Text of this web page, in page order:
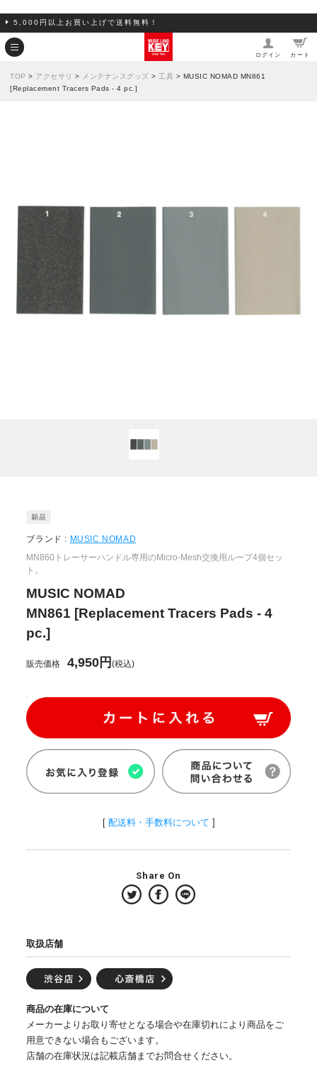
5,000円以上お買い上げで送料無料！
ログイン カート
TOP > アクセサリ > メンテナンスグッズ > 工具 > MUSIC NOMAD MN861
[Replacement Tracers Pads - 4 pc.]
ブランド : MUSIC NOMAD
MN860トレーサーハンドル専用のMicro-Mesh交換用ループ4個セッ
ト。
MUSIC NOMAD
MN861 [Replacement Tracers Pads - 4
pc.]
販売価格 4,950円(税込)
[ 配送料・手数料について ]
Share On
取扱店舗
商品の在庫について
メーカーよりお取り寄せとなる場合や在庫切れにより商品をご
用意できない場合もございます。
店舗の在庫状況は記載店舗までお問合せください。